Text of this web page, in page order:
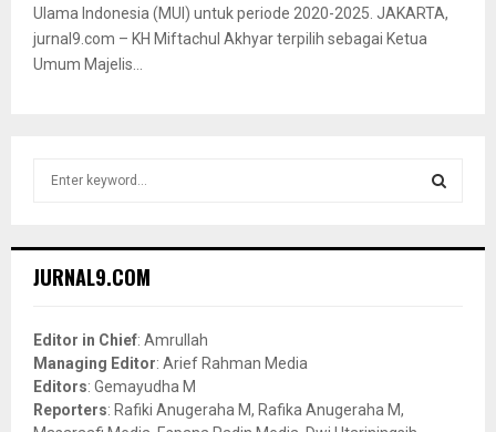
Ulama Indonesia (MUI) untuk periode 2020-2025. JAKARTA,
jurnal9.com – KH Miftachul Akhyar terpilih sebagai Ketua
Umum Majelis...
h
o
r
:
JURNAL9.COM
Editor in Chief: Amrullah
Managing Editor: Arief Rahman Media
Editors: Gemayudha M
Reporters: Rafiki Anugeraha M, Rafika Anugeraha M,